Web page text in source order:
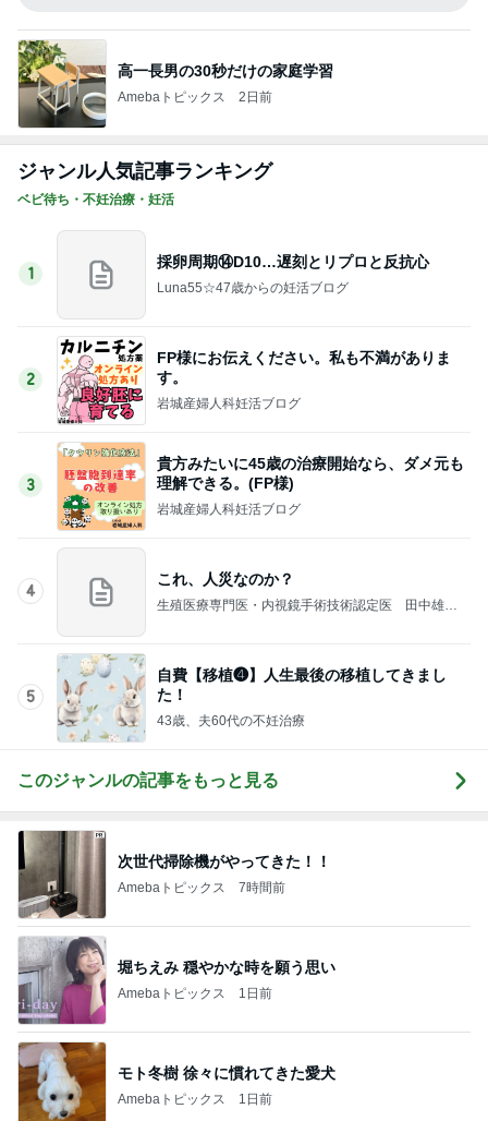
高一長男の30秒だけの家庭学習
Amebaトピックス 2日前
ジャンル人気記事ランキング
ベビ待ち・不妊治療・妊活
1
採卵周期⑭D10…遅刻とリプロと反抗心
Luna55☆47歳からの妊活ブログ
2
FP様にお伝えください。私も不満がありま
す。
岩城産婦人科妊活ブログ
3
貴方みたいに45歳の治療開始なら、ダメ元も
理解できる。(FP様)
岩城産婦人科妊活ブログ
4
これ、人災なのか？
生殖医療専門医・内視鏡手術技術認定医 田中雄大
5
自費【移植❹】人生最後の移植してきまし
た！
43歳、夫60代の不妊治療
このジャンルの記事をもっと見る
次世代掃除機がやってきた！！
Amebaトピックス 7時間前
堀ちえみ 穏やかな時を願う思い
Amebaトピックス 1日前
モト冬樹 徐々に慣れてきた愛犬
Amebaトピックス 1日前